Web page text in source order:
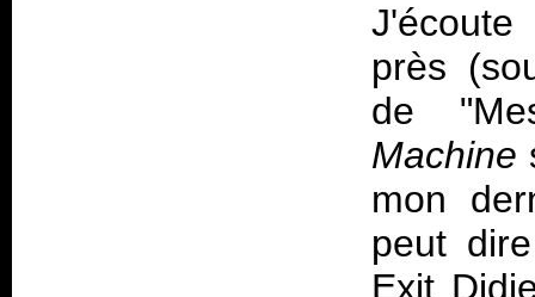
J'écoute
près
de
Machine
mon
peut
Exit